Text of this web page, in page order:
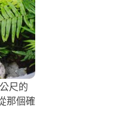
尺的
那個確